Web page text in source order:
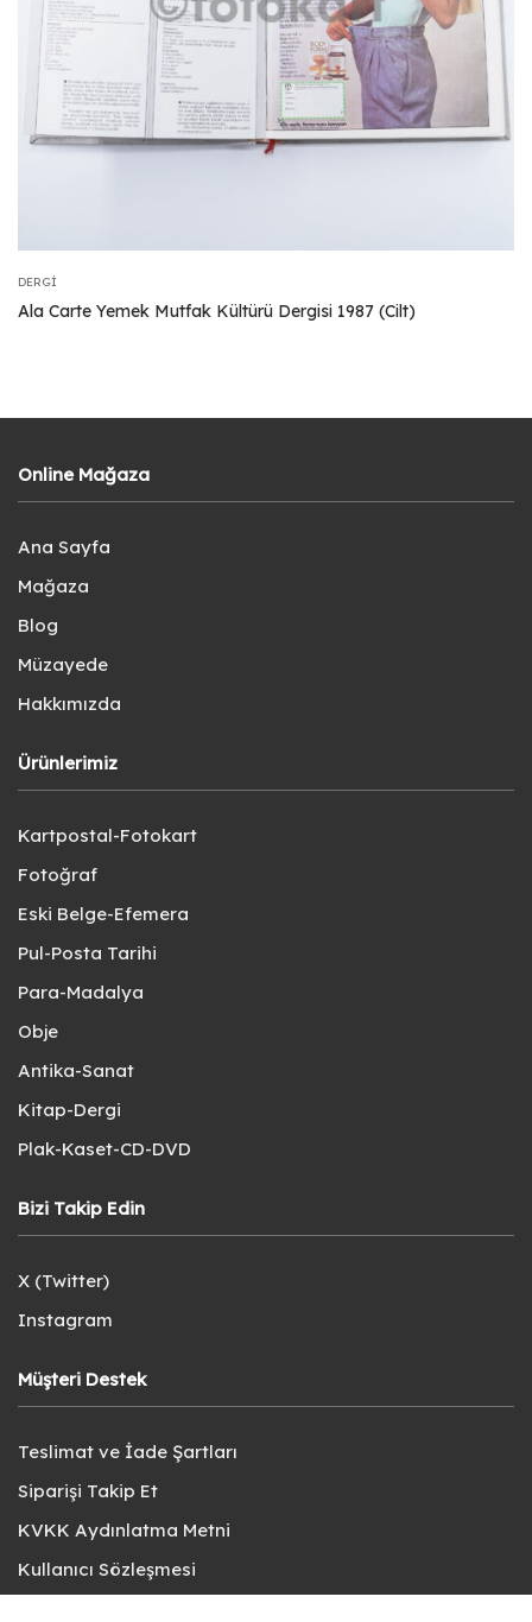
DERGI
Ala Carte Yemek Mutfak Kültürü Dergisi 1987 (Cilt)
Online Mağaza
Ana Sayfa
Mağaza
Blog
Müzayede
Hakkımızda
Ürünlerimiz
Kartpostal-Fotokart
Fotoğraf
Eski Belge-Efemera
Pul-Posta Tarihi
Para-Madalya
Obje
Antika-Sanat
Kitap-Dergi
Plak-Kaset-CD-DVD
Bizi Takip Edin
X (Twitter)
Instagram
Müşteri Destek
Teslimat ve İade Şartları
Siparişi Takip Et
KVKK Aydınlatma Metni
Kullanıcı Sözleşmesi